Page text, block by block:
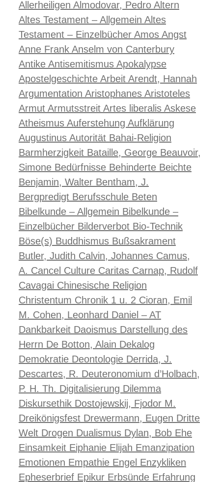
Allerheiligen Almodovar, Pedro Altern
Altes Testament – Allgemein Altes
Testament – Einzelbücher Amos Angst
Anne Frank Anselm von Canterbury
Antike Antisemitismus Apokalypse
Apostelgeschichte Arbeit Arendt, Hannah
Argumentation Aristophanes Aristoteles
Armut Armutsstreit Artes liberalis Askese
Atheismus Auferstehung Aufklärung
Augustinus Autorität Bahai-Religion
Barmherzigkeit Bataille, George Beauvoir,
Simone Bedürfnisse Behinderte Beichte
Benjamin, Walter Bentham, J.
Bergpredigt Berufsschule Beten
Bibelkunde – Allgemein Bibelkunde –
Einzelbücher Bilderverbot Bio-Technik
Böse(s) Buddhismus Bußsakrament
Butler, Judith Calvin, Johannes Camus,
A. Cancel Culture Caritas Carnap, Rudolf
Cavagai Chinesische Religion
Christentum Chronik 1 u. 2 Cioran, Emil
M. Cohen, Leonhard Daniel – AT
Dankbarkeit Daoismus Darstellung des
Herrn De Botton, Alain Dekalog
Demokratie Deontologie Derrida, J.
Descartes, R. Deuteronomium d’Holbach,
P. H. Th. Digitalisierung Dilemma
Diskursethik Dostojewskij, Fjodor M.
Dreikönigsfest Drewermann, Eugen Dritte
Welt Drogen Dualismus Dylan, Bob Ehe
Einsamkeit Eiphanie Elijah Emanzipation
Emotionen Empathie Engel Enzykliken
Epheserbrief Epikur Erbsünde Erfahrung